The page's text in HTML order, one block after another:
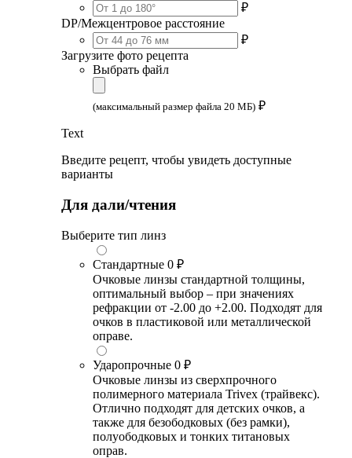
₽
DP/Межцентровое расстояние
₽
Загрузите фото рецепта
Выбрать файл
(максимальный размер файла 20 МБ) ₽
Text
Введите рецепт, чтобы увидеть доступные
варианты
Для дали/чтения
Выберите тип линз
Стандартные 0 ₽
Очковые линзы стандартной толщины,
оптимальный выбор – при значениях
рефракции от -2.00 до +2.00. Подходят для
очков в пластиковой или металлической
оправе.
Ударопрочные 0 ₽
Очковые линзы из сверхпрочного
полимерного материала Trivex (трайвекс).
Отлично подходят для детских очков, а
также для безободковых (без рамки),
полуободковых и тонких титановых
оправ.